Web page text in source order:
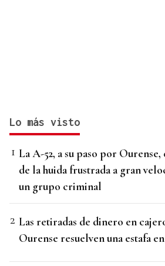
Lo más visto
La A-52, a su paso por Ourense,
de la huida frustrada a gran
un grupo criminal
Las retiradas de dinero en
Ourense resuelven una estafa